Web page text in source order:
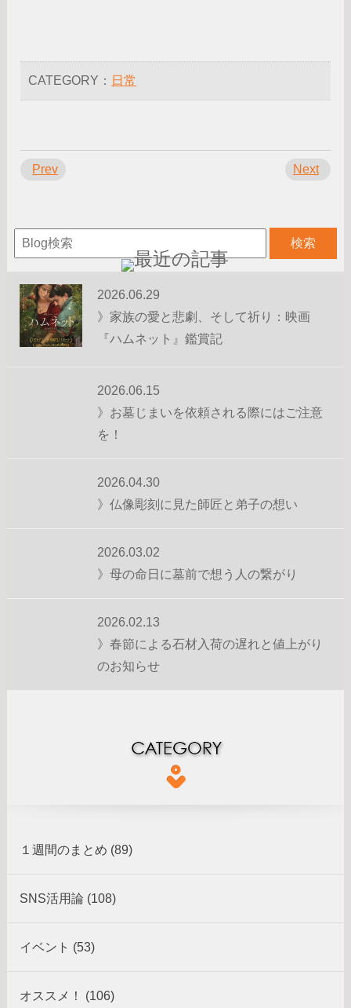
CATEGORY： 日常
Prev Next
2026.06.29
》家族の愛と悲劇、そして祈り：映画
『ハムネット』鑑賞記
2026.06.15
》お墓じまいを依頼される際にはご注意
を！
2026.04.30
》仏像彫刻に見た師匠と弟子の想い
2026.03.02
》母の命日に墓前で想う人の繋がり
2026.02.13
》春節による石材入荷の遅れと値上がり
のお知らせ
１週間のまとめ (89)
SNS活用論 (108)
イベント (53)
オススメ！ (106)